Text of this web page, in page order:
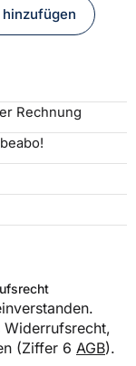
Rechnung
Widerrufsrecht,
(Ziffer 6 AGB).